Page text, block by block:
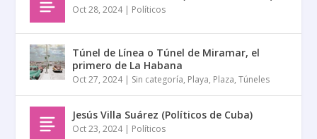
Oct 28, 2024| Políticos
Túnel de Línea o Túnel de Miramar, el
primero de La Habana
Oct 27, 2024| Sin categoría, Playa, Plaza,Túneles
Jesús Villa Suárez (Políticos de Cuba)
Oct 23, 2024| Políticos